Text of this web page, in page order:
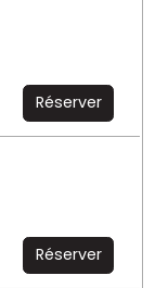
Réserver
Réserver